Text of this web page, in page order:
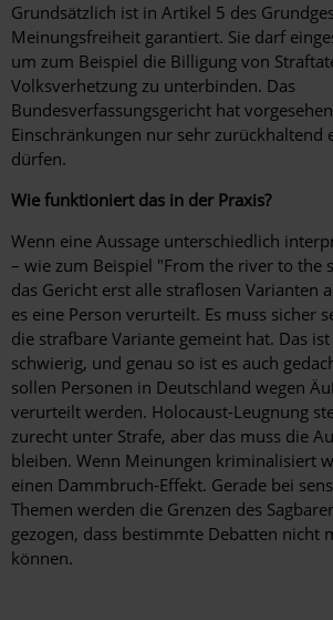
Grundsätzlich ist in Artikel 5 des
Meinungsfreiheit garantiert. Sie darf
um zum Beispiel die Billigung von
Volksverhetzung zu unterbinden. Das
Bundesverfassungsgericht hat
Einschränkungen nur sehr zurückhaltend
dürfen.
Wie funktioniert das in der Praxis?
Wenn eine Aussage unterschiedlich
– wie zum Beispiel "From the river to the
das Gericht erst alle straflosen Varianten
es eine Person verurteilt. Es muss sicher
die strafbare Variante gemeint hat. Das
schwierig, und genau so ist es auch
sollen Personen in Deutschland wegen
verurteilt werden. Holocaust-Leugnung
zurecht unter Strafe, aber das muss die
bleiben. Wenn Meinungen kriminalisiert
einen Dammbruch-Effekt. Gerade bei
Themen werden die Grenzen des
gezogen, dass bestimmte Debatten nicht
können.